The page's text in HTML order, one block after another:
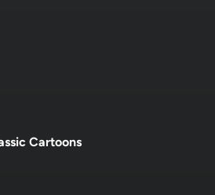
Cartoons